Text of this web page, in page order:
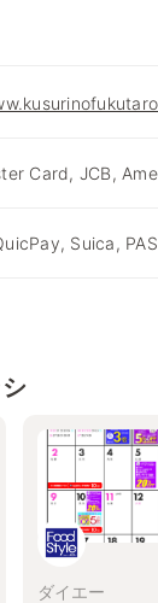
Card, JCB,
Suica,
ダイエー